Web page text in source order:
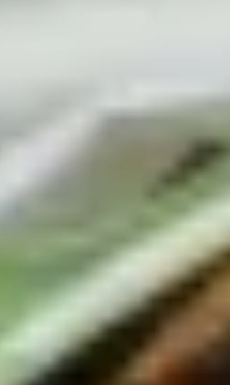
werden.
Bio-Zutaten
hochwertiger und frischer
denn wir
Geschmack und die
Jede unserer Saucen wird
um die Qualität und
wird dich begeistern. Ob
Tomatensauce, einer